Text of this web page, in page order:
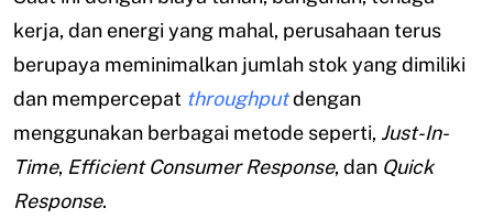
kerja, dan energi yang mahal, perusahaan terus
berupaya meminimalkan jumlah stok yang dimiliki
dan mempercepat throughputdengan
menggunakan berbagai metode seperti, Just-In-
Time, Efficient Consumer Response, dan Quick
Response.